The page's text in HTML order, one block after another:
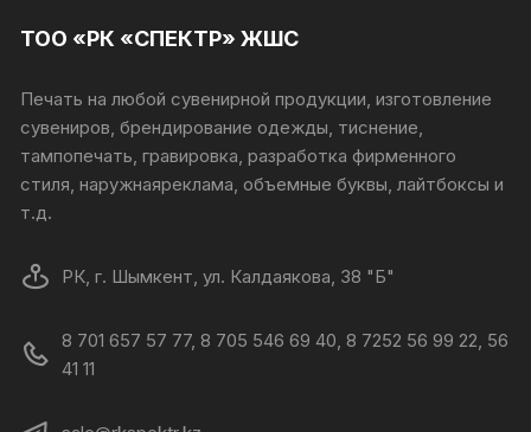
ТОО «РК «СПЕКТР» ЖШС
Печать на любой сувенирной продукции, изготовление
сувениров, брендирование одежды, тиснение,
тампопечать, гравировка, разработка фирменного
стиля, наружнаяреклама, объемные буквы, лайтбоксы и
т.д.
РК, г. Шымкент, ул. Калдаякова, 38 "Б"
8 701 657 57 77, 8 705 546 69 40, 8 7252 56 99 22, 56
41 11